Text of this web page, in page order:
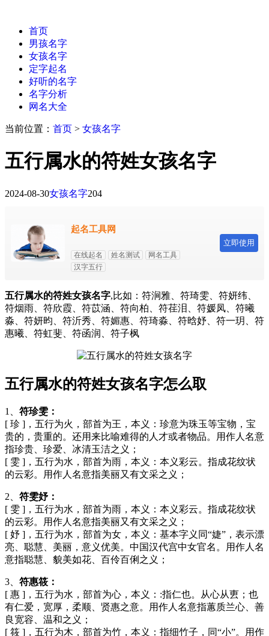
首页
男孩名字
女孩名字
定字起名
好听的名字
名字分析
网名大全
当前位置： 首页 > 女孩名字
五行属水的符姓女孩名字
2024-08-30女孩名字204
起名工具网
在线起名 姓名测试
网名工具
汉字五行
立即使用
五行属水的符姓女孩名字,比如：符涧雅、符琦雯、符妍纬、
符烟雨、符欣霞、符苡涵、符向柏、符荏泪、符媛凤、符曦
淼、符妍昀、符沂秀、符媚惠、符琦淼、符晗妤、符一玥、符
惠曦、符虹斐、符函润、符子枫
五行属水的符姓女孩名字怎么取
1、 符珍雯：
[ 珍 ]，五行为火，部首为王，本义：珍意为珠玉等宝物，宝
贵的，贵重的。还用来比喻难得的人才或者物品。用作人名意
指珍贵、珍爱、冰清玉洁之义；
[ 雯 ]，五行为水，部首为雨，本义：本义彩云。指成花纹状
的云彩。用作人名意指美丽又有文采之义；
2、 符雯妤：
[ 雯 ]，五行为水，部首为雨，本义：本义彩云。指成花纹状
的云彩。用作人名意指美丽又有文采之义；
[ 妤 ]，五行为水，部首为女，本义：基本字义同“婕”，表示漂
亮、聪慧、美丽，意义优美。中国汉代宫中女官名。用作人名
意指聪慧、貌美如花、百伶百俐之义；
3、 符惠筱：
[ 惠 ]，五行为水，部首为心，本义：:指仁也。从心从叀；也
有仁爱，宽厚，柔顺、贤惠之意。用作人名意指蕙质兰心、善
良宽容、温和之义；
[ 筱 ]，五行为木，部首为竹，本义：指细竹子，同“小”。用作